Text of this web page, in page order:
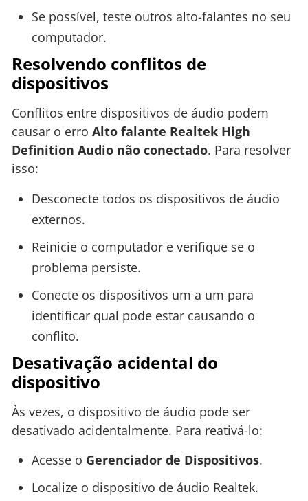
Se possível, teste outros alto-falantes no seu
computador.
Resolvendo conflitos de
dispositivos
Conflitos entre dispositivos de áudio podem
causar o erro Alto falante Realtek High
Definition Audio não conectado. Para resolver
isso:
Desconecte todos os dispositivos de áudio
externos.
Reinicie o computador e verifique se o
problema persiste.
Conecte os dispositivos um a um para
identificar qual pode estar causando o
conflito.
Desativação acidental do
dispositivo
Às vezes, o dispositivo de áudio pode ser
desativado acidentalmente. Para reativá-lo:
Acesse o Gerenciador de Dispositivos.
Localize o dispositivo de áudio Realtek.